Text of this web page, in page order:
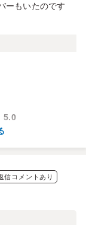
ーもいたのです
5.0
信コメントあり